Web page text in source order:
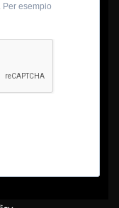
Per esempio